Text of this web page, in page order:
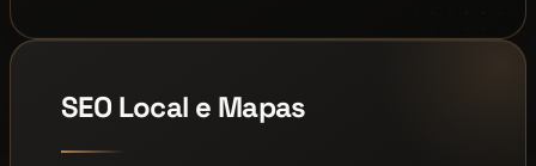
SEO Local e Mapas